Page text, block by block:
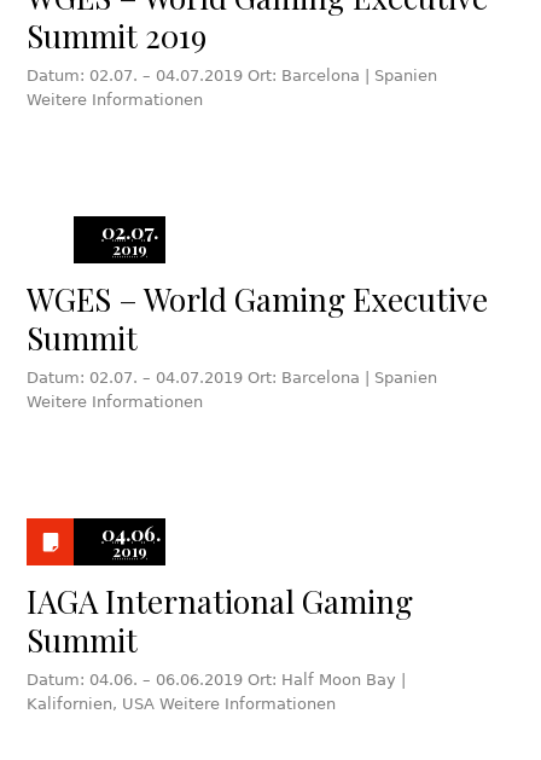
Summit 2019
Datum: 02.07. – 04.07.2019 Ort: Barcelona | Spanien
Weitere Informationen
02.07.
2019
WGES – World Gaming Executive
Summit
Datum: 02.07. – 04.07.2019 Ort: Barcelona | Spanien
Weitere Informationen
04.06.
2019
IAGA International Gaming
Summit
Datum: 04.06. – 06.06.2019 Ort: Half Moon Bay |
Kalifornien, USA Weitere Informationen